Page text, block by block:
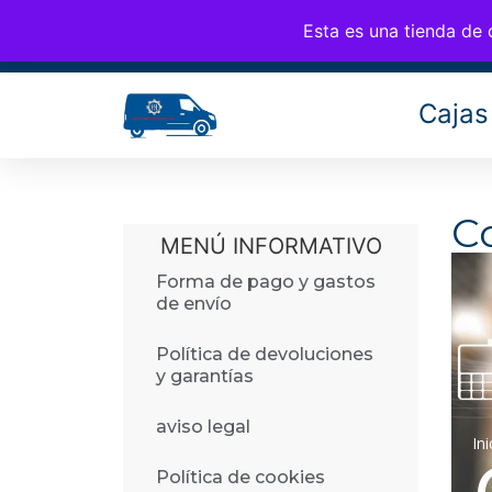
Esta es una tienda
info@cambiosfurgo.com
MENÚ INFORMATIVO
Forma de pago y gastos
de envío
Política de devoluciones
y garantías
aviso legal
Política de cookies